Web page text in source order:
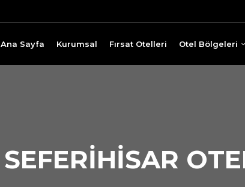
Ana Sayfa Kurumsal Fırsat Otelleri Otel Bölgeleri
SEFERIHISAR